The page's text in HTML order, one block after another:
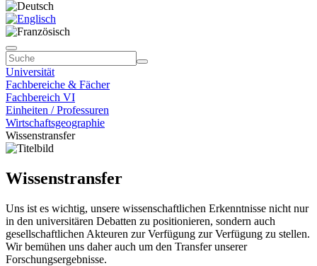
Universität
Fachbereiche & Fächer
Fachbereich VI
Einheiten / Professuren
Wirtschaftsgeographie
Wissenstransfer
Wissenstransfer
Uns ist es wichtig, unsere wissenschaftlichen Erkenntnisse nicht nur
in den universitären Debatten zu positionieren, sondern auch
gesellschaftlichen Akteuren zur Verfügung zur Verfügung zu stellen.
Wir bemühen uns daher auch um den Transfer unserer
Forschungsergebnisse.